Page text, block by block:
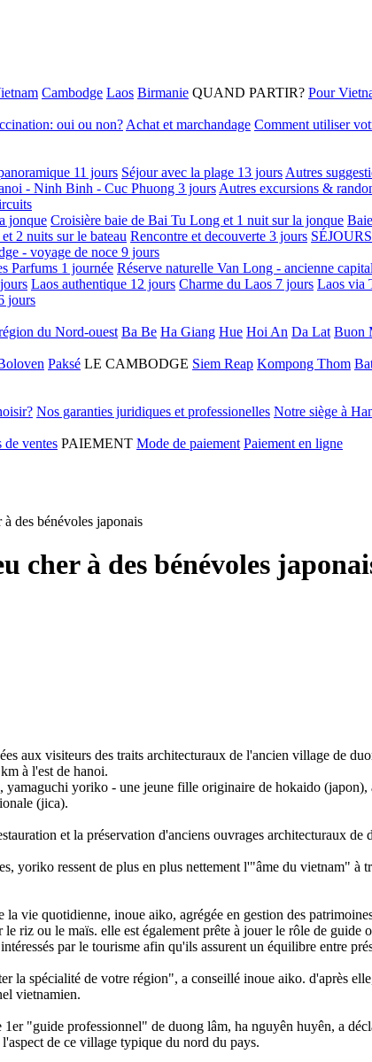
Cambodge Laos Birmanie QUAND PARTIR? Pour
oui ou non? Achat et marchandage Comment utiliser
11 jours Séjour avec la plage 13 jours Autres
- Ninh Binh - Cuc Phuong 3 jours Autres excursions &
jonque Croisière baie de Bai Tu Long et 1 nuit sur la jonque
2 nuits sur le bateau Rencontre et decouverte 3 jours
- voyage de noce 9 jours
Parfums 1 journée Réserve naturelle Van Long - ancienne
Laos authentique 12 jours Charme du Laos 7 jours Laos via
jours
du Nord-ouest Ba Be Ha Giang Hue Hoi An Da Lat Buon
Paksé LE CAMBODGE Siem Reap Kompong Thom
Nos garanties juridiques et professionelles Notre siège à
de ventes PAIEMENT Mode de paiement Paiement en ligne
des bénévoles japonais
cher à des bénévoles
aux visiteurs des traits architecturaux de l'ancien village de
à l'est de hanoi.
yamaguchi yoriko - une jeune fille originaire de hokaido
(jica).
et la préservation d'anciens ouvrages architecturaux
yoriko ressent de plus en plus nettement l'"âme du vietnam" à
vie quotidienne, inoue aiko, agrégée en gestion des
riz ou le maïs. elle est également prête à jouer le rôle de
par le tourisme afin qu'ils assurent un équilibre entre
spécialité de votre région", a conseillé inoue aiko. d'après
vietnamien.
"guide professionnel" de duong lâm, ha nguyên huyên, a
de ce village typique du nord du pays.